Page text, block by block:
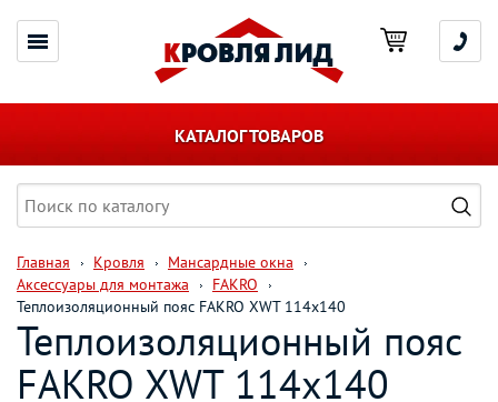
КАТАЛОГ ТОВАРОВ
Главная Кровля
Мансардные окна
Аксессуары для монтажа
FAKRO
Теплоизоляционный пояс FAKRO XWT 114х140
Теплоизоляционный пояс
FAKRO XWT 114х140